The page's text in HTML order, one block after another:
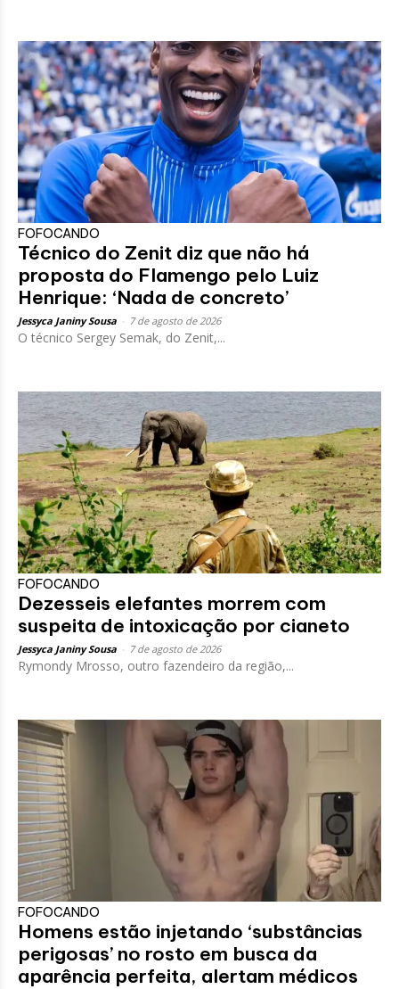
FOFOCANDO
Técnico do Zenit diz que não há
proposta do Flamengo pelo Luiz
Henrique: ‘Nada de concreto’
Jessyca Janiny Sousa 7 de agosto de 2026
O técnico Sergey Semak, do Zenit,...
FOFOCANDO
Dezesseis elefantes morrem com
suspeita de intoxicação por cianeto
Jessyca Janiny Sousa 7 de agosto de 2026
Rymondy Mrosso, outro fazendeiro da região,...
FOFOCANDO
Homens estão injetando ‘substâncias
perigosas’ no rosto em busca da
aparência perfeita, alertam médicos